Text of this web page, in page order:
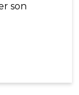
son